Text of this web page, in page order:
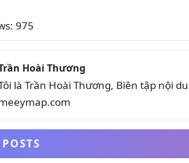
975
Hoài Thương
là Trần Hoài Thương, Biên tập nội